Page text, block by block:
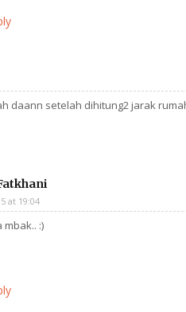
daann setelah dihitung2 jarak
at 19:04
mbak.. :)